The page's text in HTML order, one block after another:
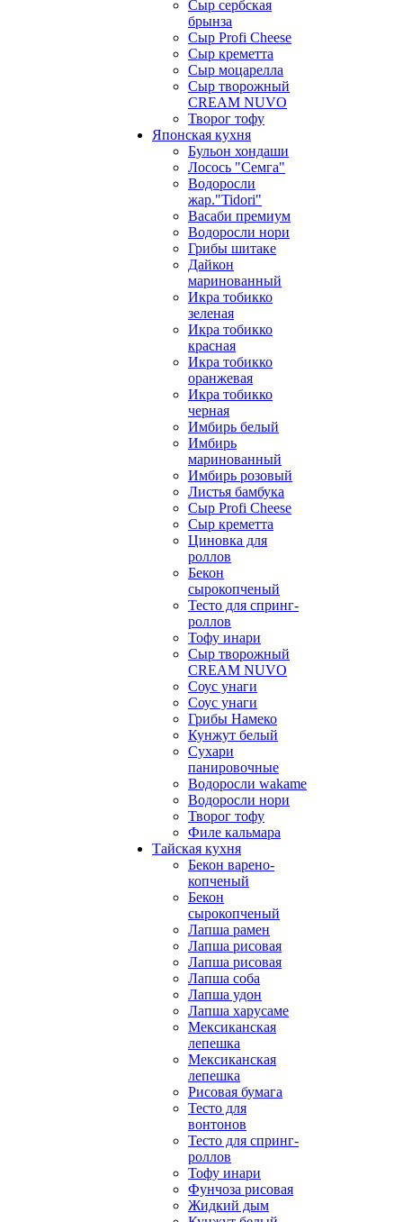
Сыр сербская
брынза
Сыр Profi Cheese
Сыр креметта
Сыр моцарелла
Сыр творожный
CREАM NUVO
Творог тофу
Японская кухня
Бульон хондаши
Лосось "Семга"
Водоросли
жар."Tidori"
Васаби премиум
Водоросли нори
Грибы шитаке
Дайкон
маринованный
Икра тобикко
зеленая
Икра тобикко
красная
Икра тобикко
оранжевая
Икра тобикко
черная
Имбирь белый
Имбирь
маринованный
Имбирь розовый
Листья бамбука
Сыр Profi Cheese
Сыр креметта
Циновка для
роллов
Бекон
сырокопченый
Тесто для спринг-
роллов
Тофу инари
Сыр творожный
CREАM NUVO
Соус унаги
Соус унаги
Грибы Намеко
Кунжут белый
Сухари
панировочные
Водоросли wakame
Водоросли нори
Творог тофу
Филе кальмара
Тайская кухня
Бекон варено-
копченый
Бекон
сырокопченый
Лапша рамен
Лапша рисовая
Лапша рисовая
Лапша соба
Лапша удон
Лапша харусаме
Мексиканская
лепешка
Мексиканская
лепешка
Рисовая бумага
Тесто для
вонтонов
Тесто для спринг-
роллов
Тофу инари
Фунчоза рисовая
Жидкий дым